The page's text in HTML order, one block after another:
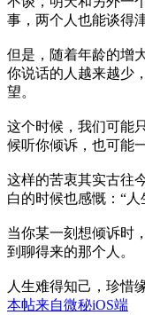
事，两个人也能谈得
但是，随着年龄的增
你说话的人越来越少
望。
这个时候，我们可能
候听你倾诉，也可能
这样的苦衷其实古往
白的时候也感慨：“人
当你某一刻想倾诉时
到聊得来的那个人。
人生难得知己，珍惜
本帖来自微秘iOS端